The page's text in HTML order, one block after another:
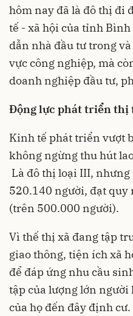
hôm nay đã là đô thị đi
tế - xã hội của tỉnh
dẫn nhà đầu tư trong
vực công nghiệp, mà
doanh nghiệp đầu tư,
Động lực phát triển thị
Kinh tế phát triển vượt
không ngừng thu hút
Là đô thị loại III,
520.140 người, đạt quy
(trên 500.000 người).
Vì thế thị xã đang tập
giao thông, tiện ích xã
để đáp ứng nhu cầu
tập của lượng lớn người
của họ đến đây định